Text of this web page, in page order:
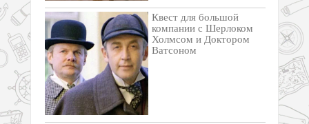
Квест для большой
компании с Шерлоком
Холмсом и Доктором
Ватсоном